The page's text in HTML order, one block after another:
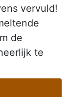
vervuld!
de
te